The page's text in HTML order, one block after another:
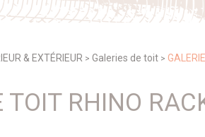
& EXTÉRIEUR > Galeries de toit >
TOIT RHINO